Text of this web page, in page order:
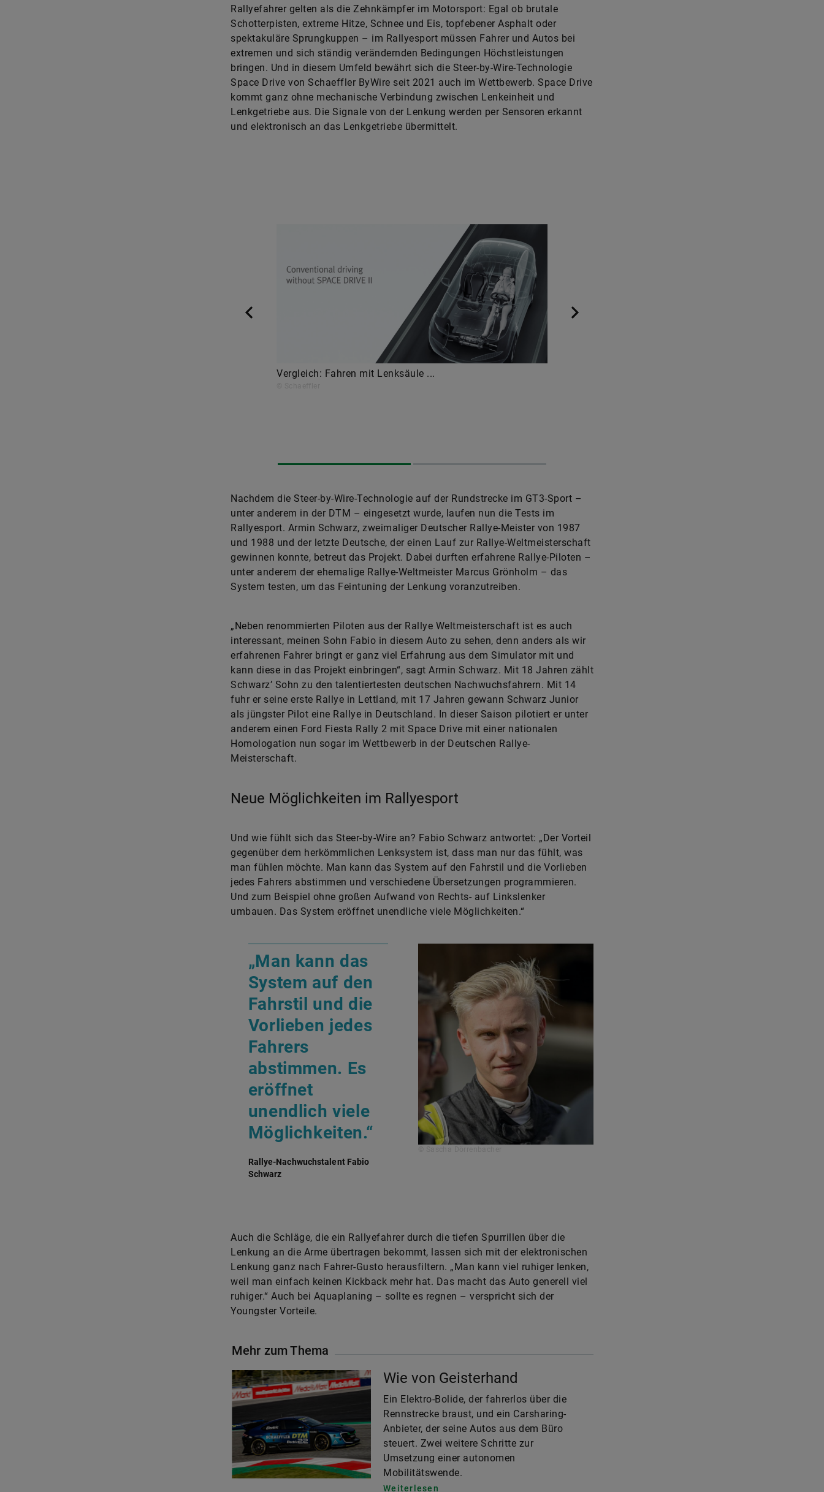
Rallyefahrer gelten als die Zehnkämpfer im Motorsport: Egal ob brutale
Schotterpisten, extreme Hitze, Schnee und Eis, topfebener Asphalt oder
spektakuläre Sprungkuppen – im Rallyesport müssen Fahrer und Autos bei
extremen und sich ständig verändernden Bedingungen Höchstleistungen
bringen. Und in diesem Umfeld bewährt sich die Steer-by-Wire-Technologie
Space Drive von Schaeffler ByWire seit 2021 auch im Wettbewerb. Space Drive
kommt ganz ohne mechanische Verbindung zwischen Lenkeinheit und
Lenkgetriebe aus. Die Signale von der Lenkung werden per Sensoren erkannt
und elektronisch an das Lenkgetriebe übermittelt.
Vergleich: Fahren mit Lenksäule ...
Nachdem die Steer-by-Wire-Technologie auf der Rundstrecke im GT3-Sport –
unter anderem in der DTM – eingesetzt wurde, laufen nun die Tests im
Rallyesport. Armin Schwarz, zweimaliger Deutscher Rallye-Meister von 1987
und 1988 und der letzte Deutsche, der einen Lauf zur Rallye-Weltmeisterschaft
gewinnen konnte, betreut das Projekt. Dabei durften erfahrene Rallye-Piloten –
unter anderem der ehemalige Rallye-Weltmeister Marcus Grönholm – das
System testen, um das Feintuning der Lenkung voranzutreiben.
„Neben renommierten Piloten aus der Rallye Weltmeisterschaft ist es auch
interessant, meinen Sohn Fabio in diesem Auto zu sehen, denn anders als wir
erfahrenen Fahrer bringt er ganz viel Erfahrung aus dem Simulator mit und
kann diese in das Projekt einbringen“, sagt Armin Schwarz. Mit 18 Jahren zählt
Schwarz’ Sohn zu den talentiertesten deutschen Nachwuchsfahrern. Mit 14
fuhr er seine erste Rallye in Lettland, mit 17 Jahren gewann Schwarz Junior
als jüngster Pilot eine Rallye in Deutschland. In dieser Saison pilotiert er unter
anderem einen Ford Fiesta Rally 2 mit Space Drive mit einer nationalen
Homologation nun sogar im Wettbewerb in der Deutschen Rallye-
Meisterschaft.
Neue Möglichkeiten im Rallyesport
Und wie fühlt sich das Steer-by-Wire an? Fabio Schwarz antwortet: „Der Vorteil
gegenüber dem herkömmlichen Lenksystem ist, dass man nur das fühlt, was
man fühlen möchte. Man kann das System auf den Fahrstil und die Vorlieben
jedes Fahrers abstimmen und verschiedene Übersetzungen programmieren.
Und zum Beispiel ohne großen Aufwand von Rechts- auf Linkslenker
umbauen. Das System eröffnet unendliche viele Möglichkeiten.“
„Man kann das
System auf den
Fahrstil und die
Vorlieben jedes
Fahrers
abstimmen. Es
eröffnet
unendlich viele
Möglichkeiten.“
Rallye-Nachwuchstalent Fabio
Schwarz
Auch die Schläge, die ein Rallyefahrer durch die tiefen Spurrillen über die
Lenkung an die Arme übertragen bekommt, lassen sich mit der elektronischen
Lenkung ganz nach Fahrer-Gusto herausfiltern. „Man kann viel ruhiger lenken,
weil man einfach keinen Kickback mehr hat. Das macht das Auto generell viel
ruhiger.“ Auch bei Aquaplaning – sollte es regnen – verspricht sich der
Youngster Vorteile.
Mehr zum Thema
Wie von Geisterhand
Ein Elektro-Bolide, der fahrerlos über die
Rennstrecke braust, und ein Carsharing-
Anbieter, der seine Autos aus dem Büro
steuert. Zwei weitere Schritte zur
Umsetzung einer autonomen
Mobilitätswende.
Weiterlesen